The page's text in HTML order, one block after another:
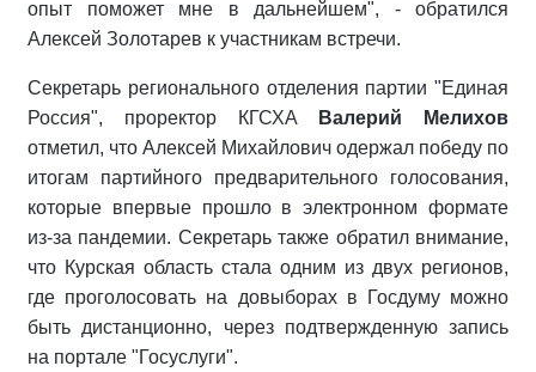
опыт поможет мне в дальнейшем", - обратился
Алексей Золотарев к участникам встречи.
Секретарь регионального отделения партии "Единая
Россия", проректор КГСХА
Валерий Мелихов
отметил, что Алексей Михайлович одержал победу по
итогам партийного предварительного голосования,
которые впервые прошло в электронном формате
из-за пандемии. Секретарь также обратил внимание,
что Курская область стала одним из двух регионов,
где проголосовать на довыборах в Госдуму можно
быть дистанционно, через подтвержденную запись
на портале "Госуслуги".